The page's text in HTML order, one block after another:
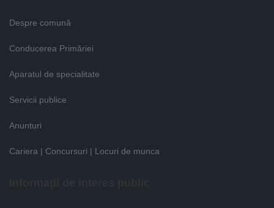
Despre comună
Conducerea Primăriei
Aparatul de specialitate
Servicii publice
Anunturi
Cariera | Concursuri | Locuri de munca